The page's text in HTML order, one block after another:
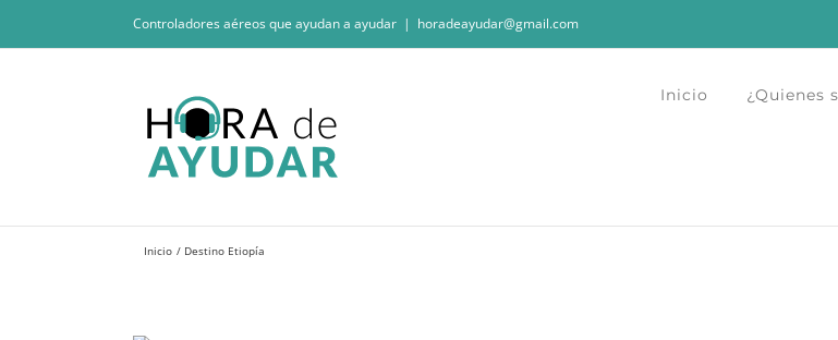
contenido
Controladores aéreos que ayudan a ayudar | horadeayudar@gmail.com
Inicio ¿Quienes
Inicio Destino Etiopía